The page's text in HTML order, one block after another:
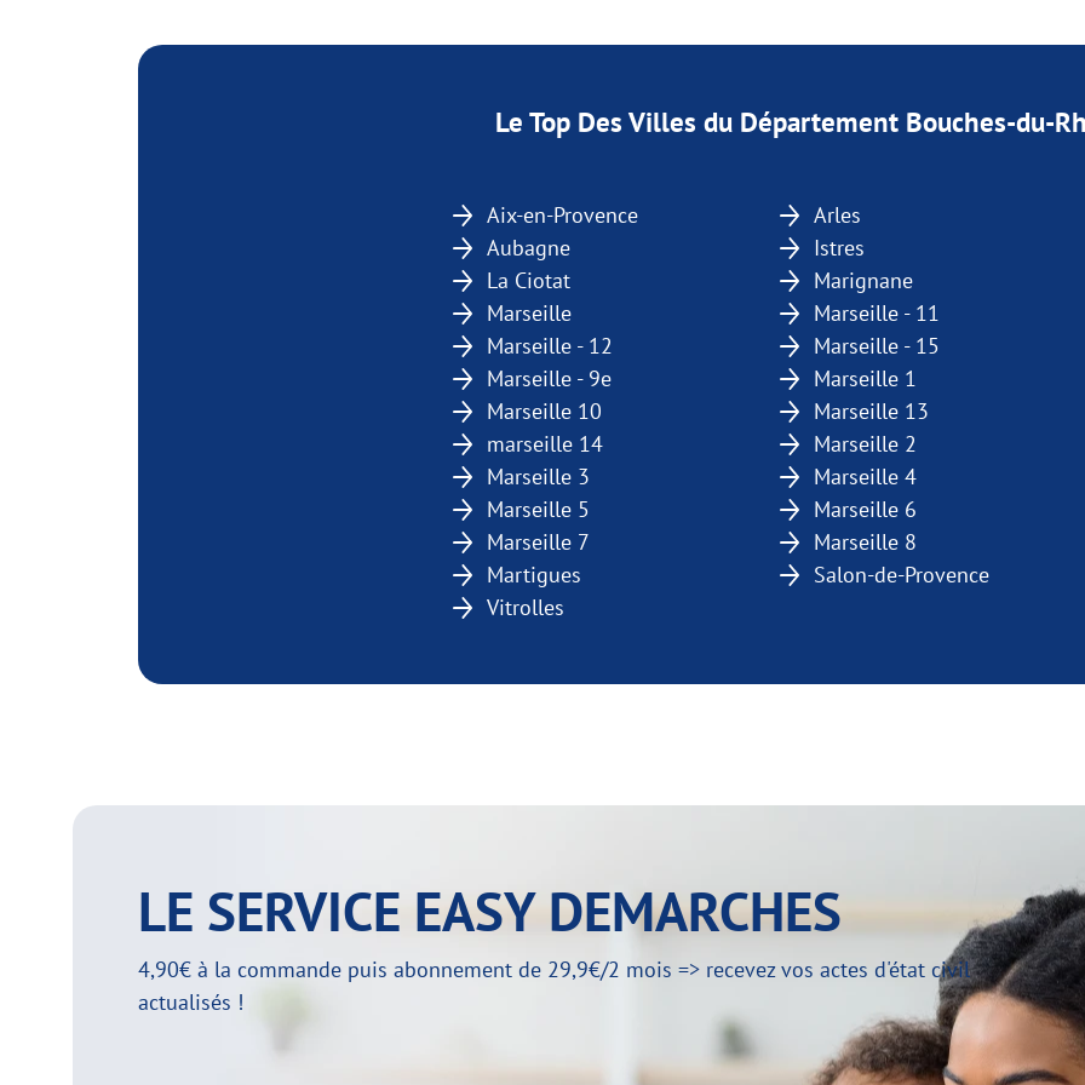
Le Top Des Villes du Département Bouches-du-
Aix-en-Provence
Arles
Aubagne
Istres
La Ciotat
Marignane
Marseille
Marseille - 11
Marseille - 12
Marseille - 15
Marseille - 9e
Marseille 1
Marseille 10
Marseille 13
marseille 14
Marseille 2
Marseille 3
Marseille 4
Marseille 5
Marseille 6
Marseille 7
Marseille 8
Martigues
Salon-de-Provence
Vitrolles
LE SERVICE EASY DEMARCHES
4,90€ à la commande puis abonnement de 29,9€/2 mois => recevez vos actes d'état civil
actualisés !